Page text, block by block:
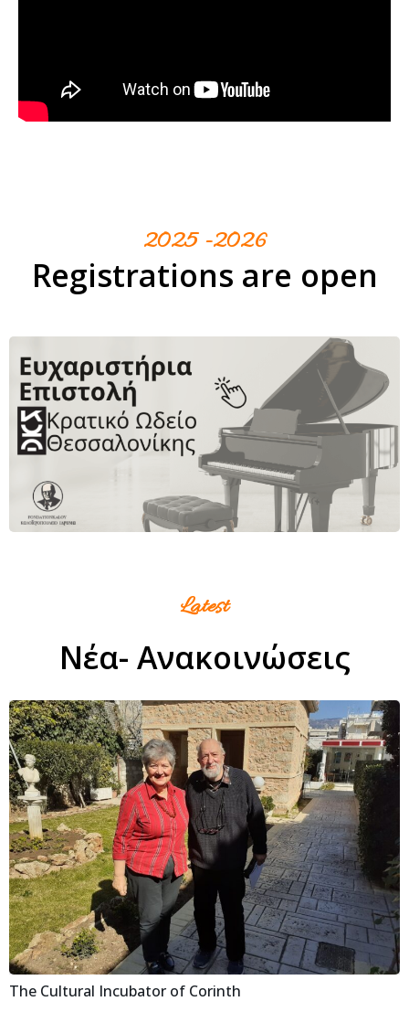
2025 -2026
Registrations are open
Latest
Νέα- Ανακοινώσεις
The Cultural Incubator of Corinth